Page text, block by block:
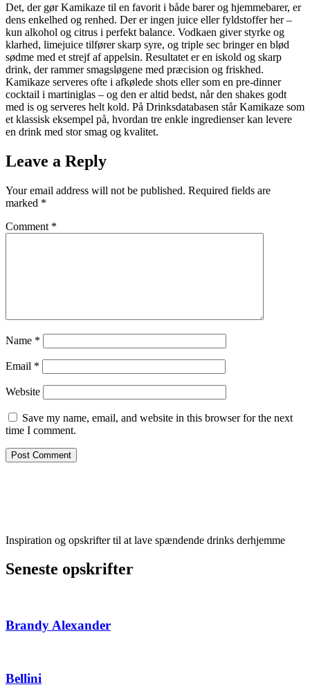
Det, der gør Kamikaze til en favorit i både barer og hjemmebarer, er
dens enkelhed og renhed. Der er ingen juice eller fyldstoffer her –
kun alkohol og citrus i perfekt balance. Vodkaen giver styrke og
klarhed, limejuice tilfører skarp syre, og triple sec bringer en blød
sødme med et strejf af appelsin. Resultatet er en iskold og skarp
drink, der rammer smagsløgene med præcision og friskhed.
Kamikaze serveres ofte i afkølede shots eller som en pre-dinner
cocktail i martiniglas – og den er altid bedst, når den shakes godt
med is og serveres helt kold. På Drinksdatabasen står Kamikaze som
et klassisk eksempel på, hvordan tre enkle ingredienser kan levere
en drink med stor smag og kvalitet.
Leave a Reply
Your email address will not be published. Required fields are
marked *
Comment *
Name *
Email *
Website
Save my name, email, and website in this browser for the next
time I comment.
Inspiration og opskrifter til at lave spændende drinks derhjemme
Seneste opskrifter
Brandy Alexander
Bellini